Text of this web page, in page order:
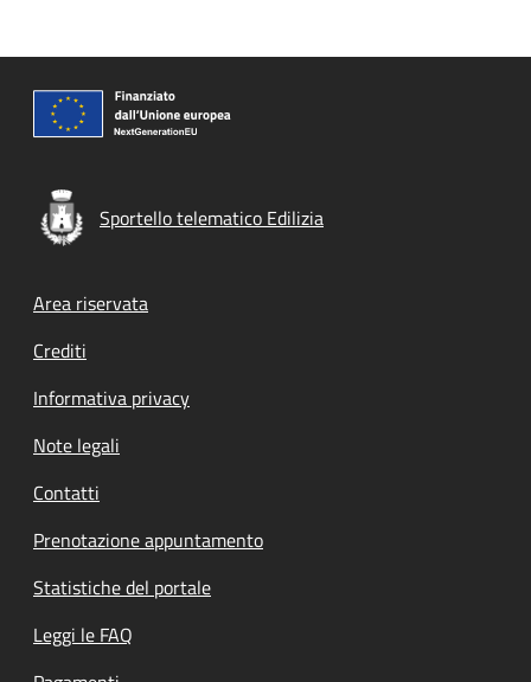
Sportello telematico Edilizia
Footer menu
Area riservata
Crediti
Informativa privacy
Note legali
Contatti
Prenotazione appuntamento
Statistiche del portale
Leggi le FAQ